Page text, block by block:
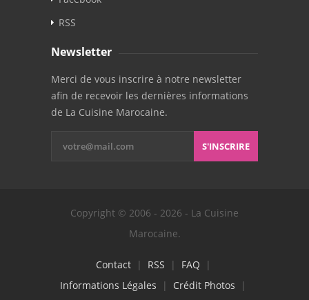
RSS
Newsletter
Merci de vous inscrire à notre newsletter
afin de recevoir les dernières informations
de La Cuisine Marocaine.
S'INSCRIRE
Copyright © 2006 - 2026 - La Cuisine
Marocaine.
Contact| RSS | FAQ |
Informations Légales | Crédit Photos |